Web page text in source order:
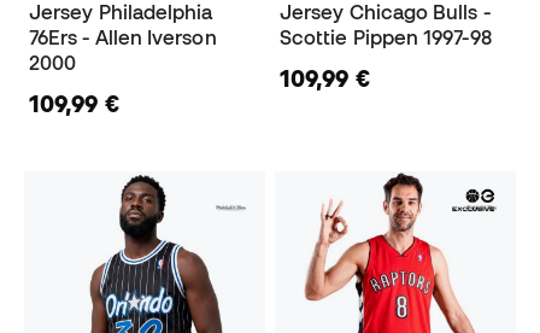
Jersey Philadelphia
76Ers - Allen Iverson
2000
109,99 €
Jersey Chicago Bulls -
Scottie Pippen 1997-98
109,99 €